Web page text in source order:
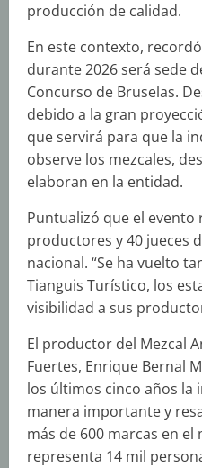
producción de calidad.
En este contexto,
durante 2026 será sede
Concurso de Bruselas.
debido a la gran
que servirá para que la
observe los mezcales,
elaboran en la entidad.
Puntualizó que el evento
productores y 40 jueces
nacional. “Se ha vuelto
Tianguis Turístico, los
visibilidad a sus
El productor del Mezcal
Fuertes, Enrique Bernal
los últimos cinco años la
manera importante y
más de 600 marcas en
representa 14 mil